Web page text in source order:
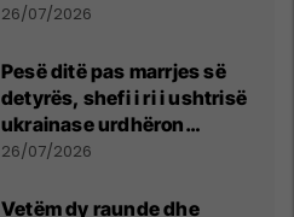
26/07/2026
Pesë ditë pas marrjes së
detyrës, shefi i ri i ushtrisë
ukrainase urdhëron
kontroll të madh
26/07/2026
Vetëm dy raunde dhe